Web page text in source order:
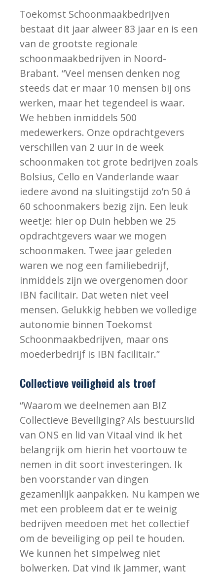
Toekomst Schoonmaakbedrijven
bestaat dit jaar alweer 83 jaar en is een
van de grootste regionale
schoonmaakbedrijven in Noord-
Brabant. “Veel mensen denken nog
steeds dat er maar 10 mensen bij ons
werken, maar het tegendeel is waar.
We hebben inmiddels 500
medewerkers. Onze opdrachtgevers
verschillen van 2 uur in de week
schoonmaken tot grote bedrijven zoals
Bolsius, Cello en Vanderlande waar
iedere avond na sluitingstijd zo’n 50 á
60 schoonmakers bezig zijn. Een leuk
weetje: hier op Duin hebben we 25
opdrachtgevers waar we mogen
schoonmaken. Twee jaar geleden
waren we nog een familiebedrijf,
inmiddels zijn we overgenomen door
IBN facilitair. Dat weten niet veel
mensen. Gelukkig hebben we volledige
autonomie binnen Toekomst
Schoonmaakbedrijven, maar ons
moederbedrijf is IBN facilitair.”
Collectieve veiligheid als troef
“Waarom we deelnemen aan BIZ
Collectieve Beveiliging? Als bestuurslid
van ONS en lid van Vitaal vind ik het
belangrijk om hierin het voortouw te
nemen in dit soort investeringen. Ik
ben voorstander van dingen
gezamenlijk aanpakken. Nu kampen we
met een probleem dat er te weinig
bedrijven meedoen met het collectief
om de beveiliging op peil te houden.
We kunnen het simpelweg niet
bolwerken. Dat vind ik jammer, want